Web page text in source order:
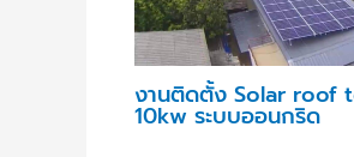
งานติดตั้ง Solar roof
10kw ระบบออนกริด